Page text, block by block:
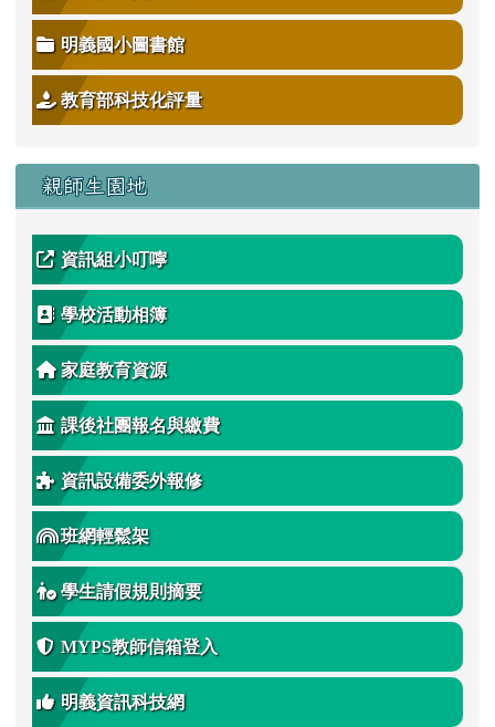
明義國小圖書館
教育部科技化評量
親師生園地
資訊組小叮嚀
學校活動相簿
家庭教育資源
課後社團報名與繳費
資訊設備委外報修
班網輕鬆架
學生請假規則摘要
MYPS教師信箱登入
明義資訊科技網